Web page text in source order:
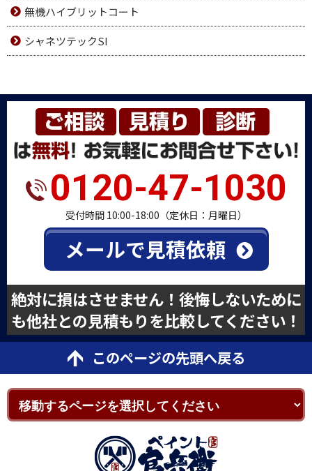
無機ハイブリットコート
シャネツテックSI
0120-47-1030
受付時間 10:00-18:00（定休日：月曜日）
メールで見積依頼
絶対に損はさせません！後悔しないために
も他社との見積もりを比較してください！
このページの先頭へ戻る